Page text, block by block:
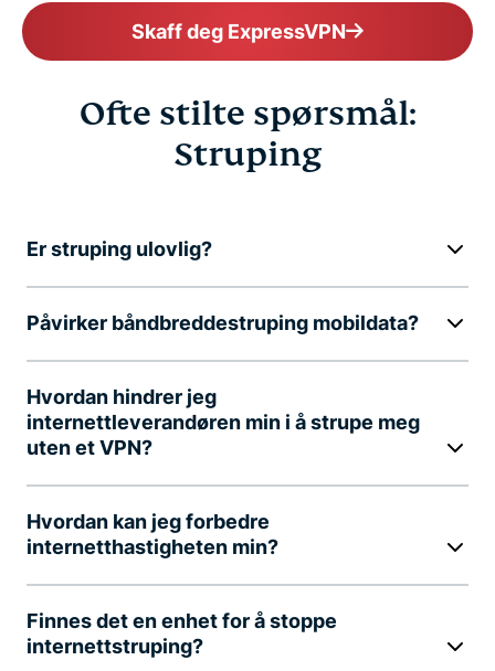
Skaff deg ExpressVPN
Ofte stilte spørsmål:
Struping
Er struping ulovlig?
Påvirker båndbreddestruping mobildata?
Hvordan hindrer jeg
internettleverandøren min i å strupe meg
uten et VPN?
Hvordan kan jeg forbedre
internetthastigheten min?
Finnes det en enhet for å stoppe
internettstruping?